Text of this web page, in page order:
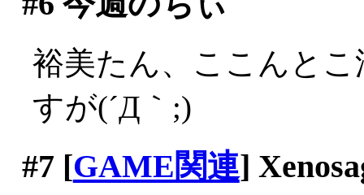
裕美たん、ここんと
すが(´Д｀;)
#7 [GAME関連]